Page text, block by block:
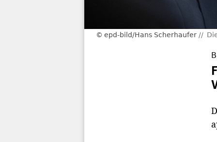
epd-bild/Hans Scherhaufer